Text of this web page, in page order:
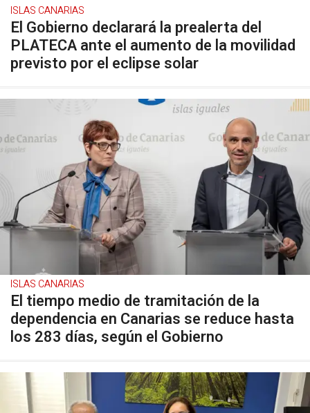
ISLAS CANARIAS
El Gobierno declarará la prealerta del
PLATECA ante el aumento de la movilidad
previsto por el eclipse solar
ISLAS CANARIAS
El tiempo medio de tramitación de la
dependencia en Canarias se reduce hasta
los 283 días, según el Gobierno